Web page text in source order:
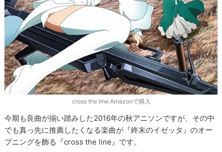
cross the line Amazonで購入
今期も良曲が揃い踏みした2016年の秋アニソンですが、その中
でも真っ先に推薦したくなる楽曲が『終末のイゼッタ』のオー
プニングを飾る『cross the line』です。